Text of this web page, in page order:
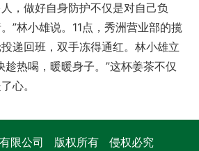
，做好自身防护不仅是对自己负
”林小雄说。11点，秀洲营业部的揽
递回班，双手冻得通红。林小雄立
趁热喝，暖暖身子。”这杯姜茶不仅
心。
有限公司 版权所有 侵权必究